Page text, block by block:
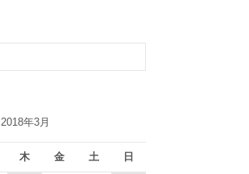
2018年3月
木 金 土 日